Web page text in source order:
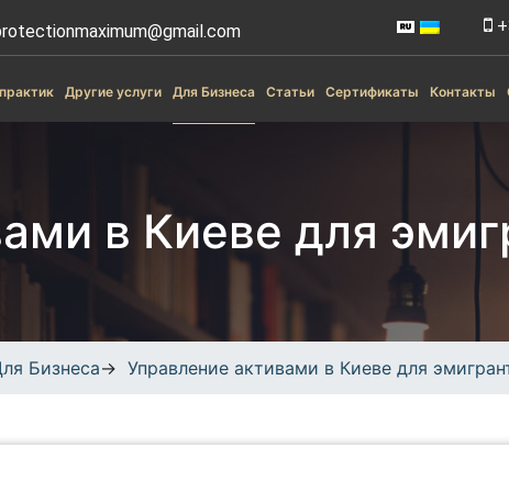
Другие услуги Для Бизнеса Статьи Сертификаты Контакты
в Киеве для
Бизнеса→ Управление активами в Киеве для